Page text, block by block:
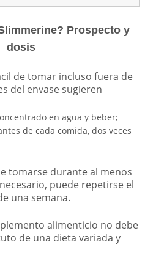
Prospecto y
dosis
de tomar incluso fuera de
del envase sugieren
en agua y beber;
de cada comida, dos veces
tomarse durante al menos
puede repetirse el
una semana.
alimenticio no debe
de una dieta variada y